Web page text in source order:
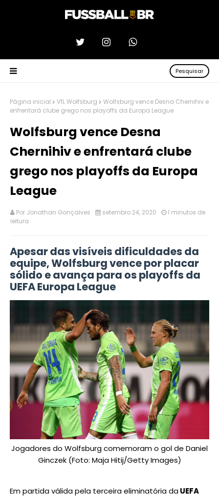
Pesquisar
Página inicial VfL Wolfsburg
Wolfsburg vence Desna Chernihiv e
enfrentará clube grego nos playoffs da Europa League
Wolfsburg vence Desna
Chernihiv e enfrentará clube
grego nos playoffs da Europa
League
Por Jonathan Gonçalves setembro 24, 2020
1 minutos de
leitura
Apesar das visíveis dificuldades da
equipe, Wolfsburg vence por placar
sólido e avança para os playoffs da
UEFA Europa League
Jogadores do Wolfsburg comemoram o gol de Daniel
Ginczek (Foto: Maja Hitij/Getty Images)
Em partida válida pela terceira eliminatória daUEFA